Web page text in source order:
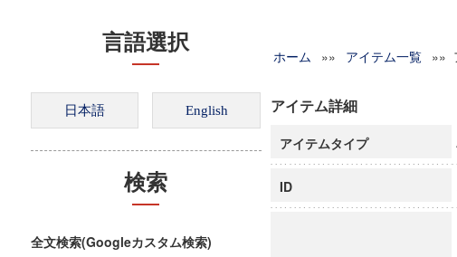
言語選択
検索
全文検索(Googleカスタム検索)
ホーム »» アイテム一覧 »»
アイテム詳細
アイテムタイプ
ID